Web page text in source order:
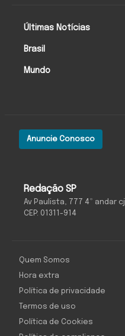
Redação SP
Av Paulista, 777 4º andar
CEP: 01311-914
Anuncie Conosco
Últimas Notícias
Brasil
Mundo
Quem Somos
Hora extra
Política de privacidade
Termos de uso
Política de Cookies